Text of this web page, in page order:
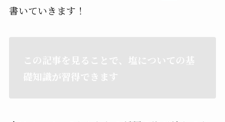
書いていきます！
この記事を見ることで、塩についての基
礎知識が習得できます